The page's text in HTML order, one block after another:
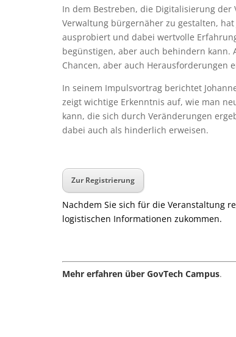
In dem Bestreben, die Digitalisierung
Verwaltung bürgernäher zu gestalten,
ausprobiert und dabei wertvolle
begünstigen, aber auch behindern kann.
Chancen, aber auch Herausforderungen
In seinem Impulsvortrag berichtet
zeigt wichtige Erkenntnis auf, wie man
kann, die sich durch Veränderungen
dabei auch als hinderlich erweisen.
Zur Registrierung
Nachdem Sie sich für die Veranstaltung
logistischen Informationen zukommen.
Mehr erfahren über GovTech Campus.